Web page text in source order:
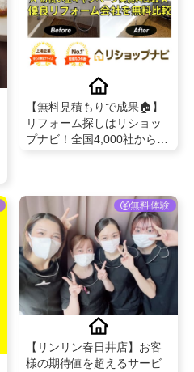
【無料見積もりで成果🏠】
リフォーム探しはリショッ
プナビ！全国4,000社から厳
無料体験
【リンリン春日井店】お客
様の期待値を超えるサービ